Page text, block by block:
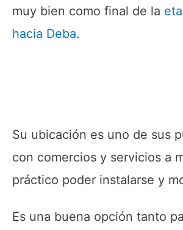
muy bien como final de la
hacia Deba.
Su ubicación es uno de sus
con comercios y servicios a
práctico poder instalarse y
Es una buena opción tanto